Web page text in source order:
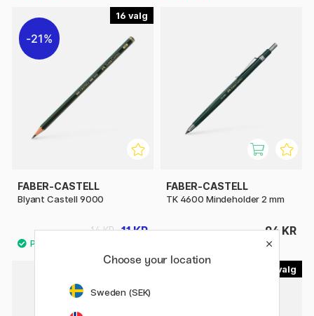
16
21%
FABER-CASTELL
Blyant Castell 9000
11 KR
14 KR
FABER-CASTELL
TK 4600 Mindeholder 2 mm
94 KR
Choose your location
Sweden (SEK)